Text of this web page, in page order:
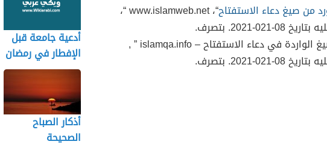
من صيغ دعاء الاستفتاح
“، www.islamweb.net “،
08-021-2021. بتصرف.
↑ ” الصيغ الواردة في دعاء الاستفتاح – islamqa.info ” ,
08-021-2021. بتصرف.
أدعية جامعة قبل
الإفطار في رمضان
أذكار الصباح
الصحيحة